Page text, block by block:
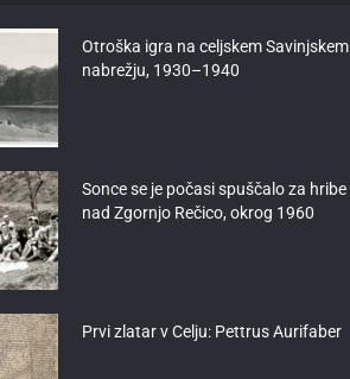
Otroška igra na celjskem Savinjskem
nabrežju, 1930–1940
Sonce se je počasi spuščalo za hribe
nad Zgornjo Rečico, okrog 1960
Prvi zlatar v Celju: Pettrus Aurifaber